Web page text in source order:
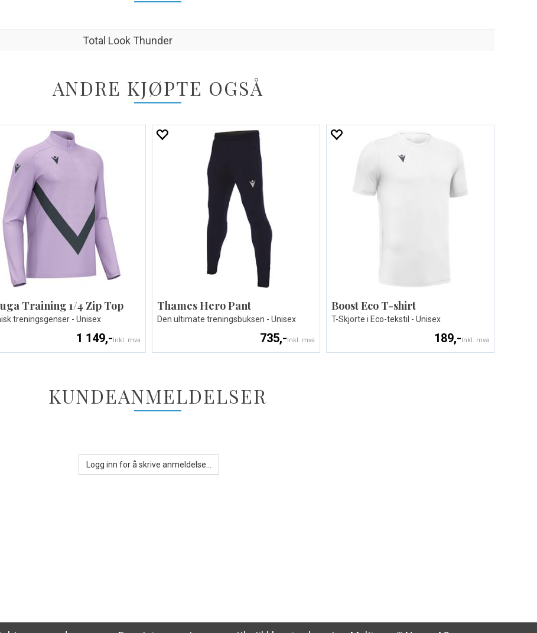
Total Look Thunder
ANDRE KJØPTE OGSÅ
Training 1/4 Zip Top
treningsgenser - Unisex
1 149,-Inkl. mva
Thames Hero Pant
Den ultimate treningsbuksen - Unisex
735,-Inkl. mva
Boost Eco T-shirt
T-Skjorte i Eco-tekstil - Unisex
189,-Inkl. mva
KUNDEANMELDELSER
Logg inn for å skrive anmeldelse...